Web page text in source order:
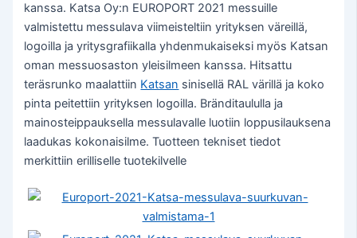
kanssa. Katsa Oy:n EUROPORT 2021 messuille
valmistettu messulava viimeisteltiin yrityksen väreillä,
logoilla ja yritysgrafiikalla yhdenmukaiseksi myös Katsan
oman messuosaston yleisilmeen kanssa. Hitsattu
teräsrunko maalattiin Katsan sinisellä RAL värillä ja koko
pinta peitettiin yrityksen logoilla. Bränditaululla ja
mainosteippauksella messulavalle luotiin loppusilauksena
laadukas kokonaisilme. Tuotteen tekniset tiedot
merkittiin erilliselle tuotekilvelle